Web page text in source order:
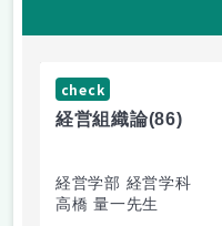
check
経営組織論(86)
経営学部 経営学科
高橋 量一先生